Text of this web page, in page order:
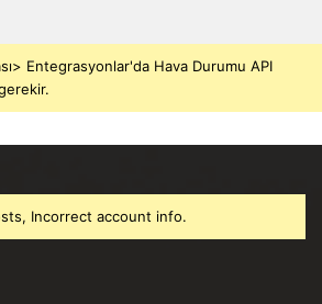
Entegrasyonlar'da Hava Durumu API
Incorrect account info.